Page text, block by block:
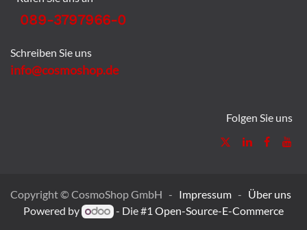
089-3797966-0
Schreiben Sie uns
info@cosmoshop.de
Folgen Sie uns
Copyright © CosmoShop GmbH - Impressum - Über uns
Powered by
- Die #1 Open-Source-E-Commerce